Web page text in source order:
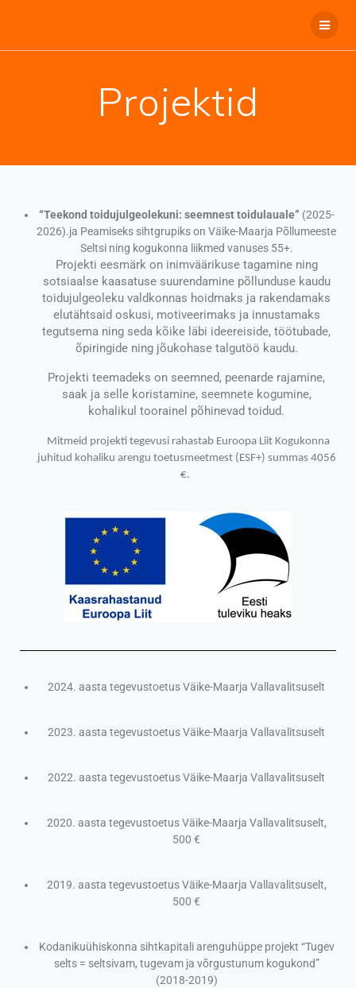
Projektid
“Teekond toidujulgeolekuni: seemnest toidulauale” (2025-
2026).ja Peamiseks sihtgrupiks on Väike-Maarja Põllumeeste
Seltsi ning kogukonna liikmed vanuses 55+.
Projekti eesmärk on inimväärikuse tagamine ning
sotsiaalse kaasatuse suurendamine põllunduse kaudu
toidujulgeoleku valdkonnas hoidmaks ja rakendamaks
elutähtsaid oskusi, motiveerimaks ja innustamaks
tegutsema ning seda kõike läbi ideereiside, töötubade,
õpiringide ning jõukohase talgutöö kaudu.
Projekti teemadeks on seemned, peenarde rajamine,
saak ja selle koristamine, seemnete kogumine,
kohalikul toorainel põhinevad toidud.
Mitmeid projekti tegevusi rahastab Euroopa Liit Kogukonna
juhitud kohaliku arengu toetusmeetmest (ESF+) summas 4056
€.
2024. aasta tegevustoetus Väike-Maarja Vallavalitsuselt
2023. aasta tegevustoetus Väike-Maarja Vallavalitsuselt
2022. aasta tegevustoetus Väike-Maarja Vallavalitsuselt
2020. aasta tegevustoetus Väike-Maarja Vallavalitsuselt,
500 €
2019. aasta tegevustoetus Väike-Maarja Vallavalitsuselt,
500 €
Kodanikuühiskonna sihtkapitali arenguhüppe projekt “Tugev
selts = seltsivam, tugevam ja võrgustunum kogukond”
(2018-2019)